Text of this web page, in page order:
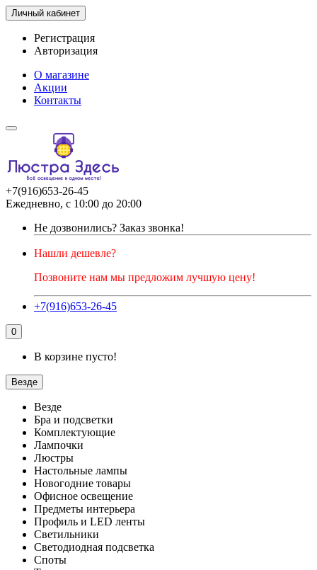
Личный кабинет
Регистрация
Авторизация
О магазине
Акции
Контакты
+7(916)653-26-45
Ежедневно, с 10:00 до 20:00
Не дозвонились? Заказ звонка!
Нашли дешевле?
Позвоните нам мы предложим лучшую цену!
+7(916)653-26-45
0
В корзине пусто!
Везде
Везде
Бра и подсветки
Комплектующие
Лампочки
Люстры
Настольные лампы
Новогодние товары
Офисное освещение
Предметы интерьера
Профиль и LED ленты
Светильники
Светодиодная подсветка
Споты